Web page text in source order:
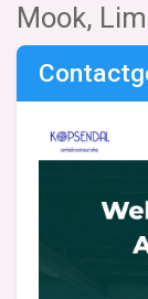
Mook,